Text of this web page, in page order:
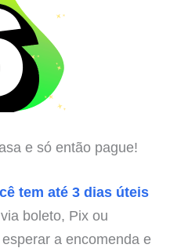
e só então pague!
tem até 3 dias úteis
boleto, Pix ou
a encomenda e